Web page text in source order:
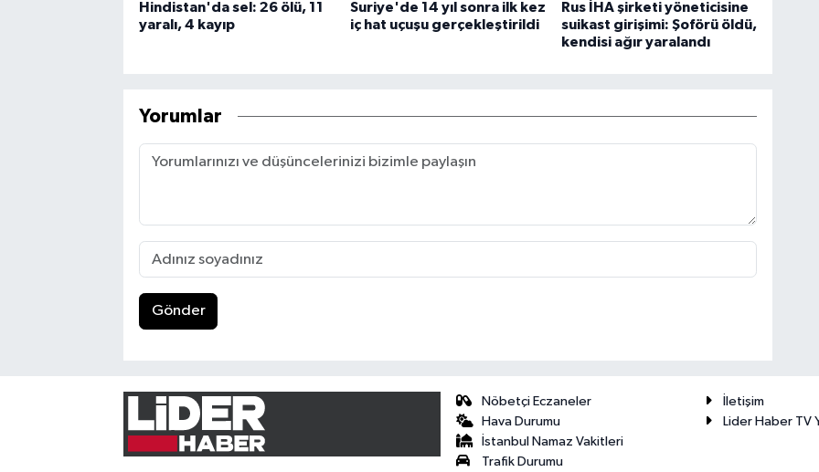
Hindistan'da sel: 26 ölü, 11
yaralı, 4 kayıp
Suriye'de 14 yıl sonra ilk kez
iç hat uçuşu gerçekleştirildi
Rus İHA şirketi yöneticisine
suikast girişimi: Şoförü öldü,
kendisi ağır yaralandı
Yorumlar
Gönder
Nöbetçi Eczaneler
Hava Durumu
İstanbul Namaz Vakitleri
Trafik Durumu
İletişim
Lider Haber TV